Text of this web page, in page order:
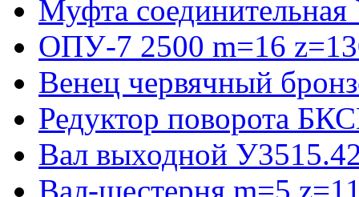
Муфта
ОПУ-7 2500 m=16
Венец червячный
Редуктор поворота
Вал выходной
Вал-шестерня m=5